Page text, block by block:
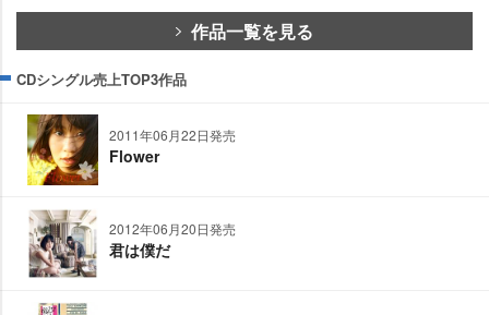
作品一覧を見る
CDシングル売上TOP3作品
2011年06月22日発売
Flower
2012年06月20日発売
君は僕だ